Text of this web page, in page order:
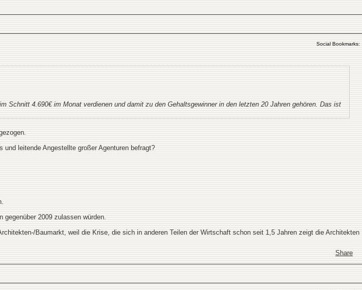
Social Bookmarks:
Schnitt 4.690€ im Monat verdienen und damit zu den Gehaltsgewinner in den letzten 20 Jahren gehören. Das ist
und leitende Angestellte großer Agenturen befragt?
gegenüber 2009 zulassen würden.
Baumarkt, weil die Krise, die sich in anderen Teilen der Wirtschaft schon seit 1,5 Jahren zeigt die Architekten
Share